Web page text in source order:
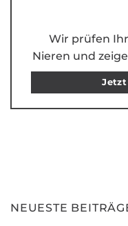
Wir prüfen
Nieren und
Jetzt
NEUESTE